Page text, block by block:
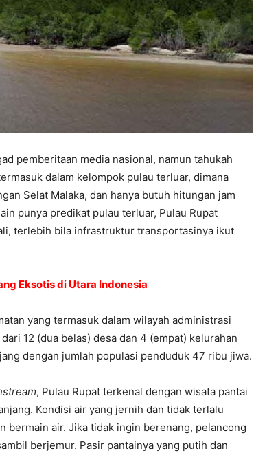
pemberitaan media nasional, namun tahukah
dalam kelompok pulau terluar, dimana
Selat Malaka, dan hanya butuh hitungan jam
punya predikat pulau terluar, Pulau Rupat
terlebih bila infrastruktur transportasinya ikut
Eksotis di Utara Indonesia
yang termasuk dalam wilayah administrasi
12 (dua belas) desa dan 4 (empat) kelurahan
dengan jumlah populasi penduduk 47 ribu jiwa.
, Pulau Rupat terkenal dengan wisata pantai
Kondisi air yang jernih dan tidak terlalu
bermain air. Jika tidak ingin berenang, pelancong
berjemur. Pasir pantainya yang putih dan